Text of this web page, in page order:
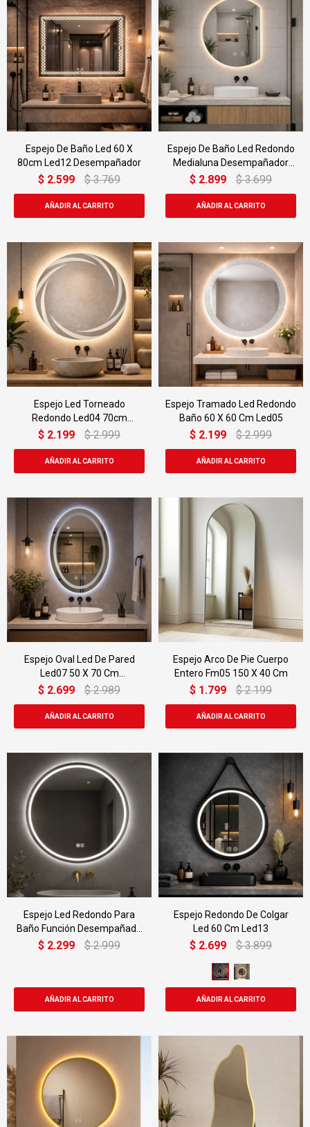
Espejo De Baño Led 60 X
80cm Led12 Desempañador
$ 2.599 $ 3.769
Espejo De Baño Led Redondo
Medialuna Desempañador
Led08 52 X 60 Cm
$ 2.899 $ 3.699
Espejo Led Torneado
Redondo Led04 70cm
Desempañador
$ 2.199 $ 2.999
Espejo Tramado Led Redondo
Baño 60 X 60 Cm Led05
$ 2.199 $ 2.999
Espejo Oval Led De Pared
Led07 50 X 70 Cm
Desempañado
$ 2.699 $ 2.989
Espejo Arco De Pie Cuerpo
Entero Fm05 150 X 40 Cm
$ 1.799 $ 2.199
Espejo Led Redondo Para
Baño Función Desempañado
Led02 60cm
$ 2.299 $ 2.999
Espejo Redondo De Colgar
Led 60 Cm Led13
$ 2.699 $ 3.899